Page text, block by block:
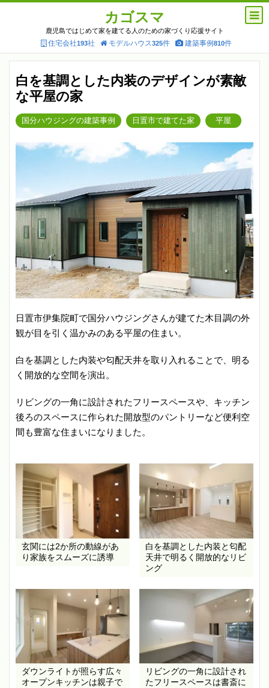
カゴスマ
鹿児島ではじめて家を建てる人のための家づくり応援サイト
住宅会社193社 モデルハウス325件 建築事例810件
白を基調とした内装のデザインが素敵
な平屋の家
国分ハウジングの建築事例 日置市で建てた家 平屋
日置市伊集院町で国分ハウジングさんが建てた木目調の外
観が目を引く温かみのある平屋の住まい。
白を基調とした内装や匂配天井を取り入れることで、明る
く開放的な空間を演出。
リビングの一角に設計されたフリースペースや、キッチン
後ろのスペースに作られた開放型のパントリーなど便利空
間も豊富な住まいになりました。
玄関には2か所の動線があ
り家族をスムーズに誘導
白を基調とした内装と匂配
天井で明るく開放的なリビ
ング
ダウンライトが照らす広々
オープンキッチンは親子で
リビングの一角に設計され
たフリースペースは書斎に